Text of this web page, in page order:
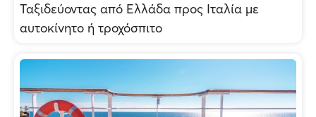
Ταξιδεύοντας από Ελλάδα προς Ιταλία με
αυτοκίνητο ή τροχόσπιτο